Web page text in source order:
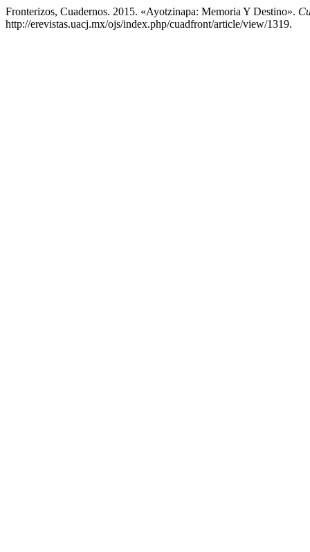
Fronterizos, Cuadernos. 2015. «Ayotzinapa: Memoria Y Destino».
http://erevistas.uacj.mx/ojs/index.php/cuadfront/article/view/1319.